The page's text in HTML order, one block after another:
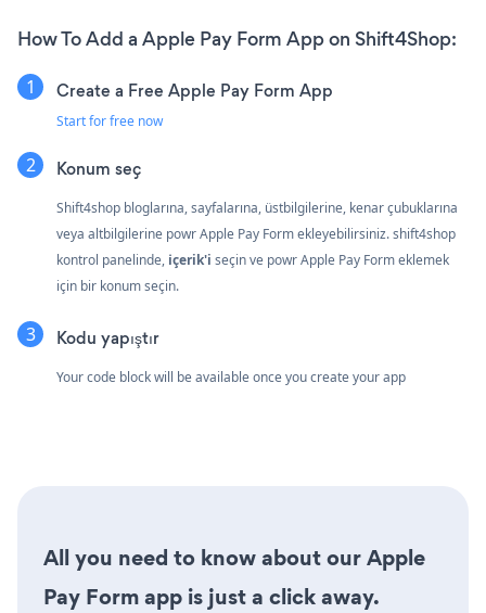
How To Add a Apple Pay Form App on Shift4Shop:
Create a Free Apple Pay Form App
Start for free now
Konum seç
Shift4shop bloglarına, sayfalarına, üstbilgilerine, kenar çubuklarına
veya altbilgilerine powr Apple Pay Form ekleyebilirsiniz. shift4shop
kontrol panelinde, i̇çerik'i seçin ve powr Apple Pay Form eklemek
için bir konum seçin.
Kodu yapıştır
Your code block will be available once you create your app
All you need to know about our Apple
Pay Form app is just a click away.